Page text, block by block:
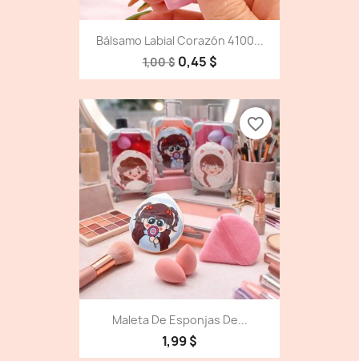
Bálsamo Labial Corazón 4100...
1,00 $ 0,45 $
Maleta De Esponjas De...
1,99 $
favorite_border